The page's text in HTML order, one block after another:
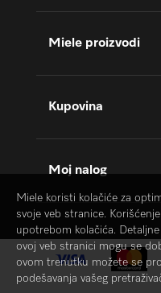
Miele proizvodi
Kupovina
Moj nalog
Miele koristi kolačiće za
svoje veb stranice.
upotrebom kolačića.
ovoj veb stranici mogu se
ovom trenutku možete se
podešavanja vašeg